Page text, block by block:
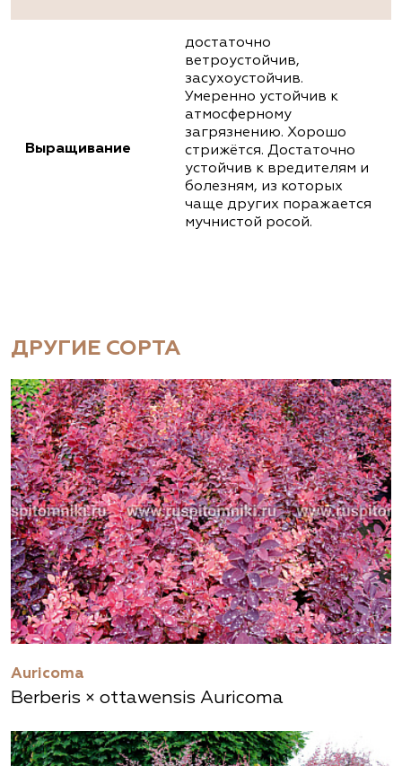
Выращивание
достаточно
ветроустойчив,
засухоустойчив.
Умеренно устойчив к
атмосферному
загрязнению. Хорошо
стрижётся. Достаточно
устойчив к вредителям и
болезням, из которых
чаще других поражается
мучнистой росой.
ДРУГИЕ СОРТА
Auricoma
Berberis × ottawensis Auricoma